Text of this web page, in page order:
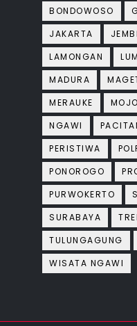
BONDOWOSO
JAKARTA
LAMONGAN
MADURA
MERAUKE
NGAWI
PERISTIWA
PONOROGO
PURWOKERTO
SURABAYA
TULUNGAGUNG
WISATA NGAWI